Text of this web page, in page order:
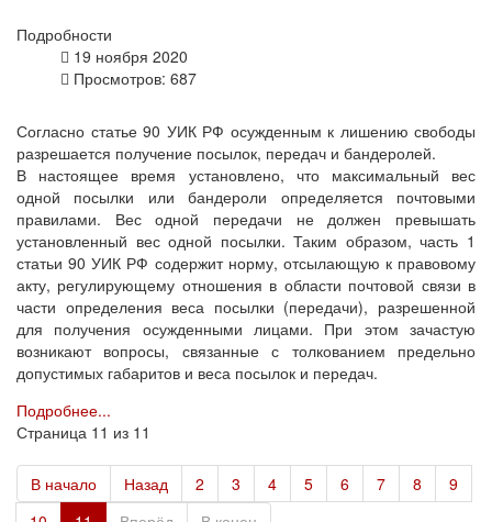
Подробности
19 ноября 2020
Просмотров: 687
Согласно статье 90 УИК РФ осужденным к лишению свободы
разрешается получение посылок, передач и бандеролей.
В настоящее время установлено, что максимальный вес
одной посылки или бандероли определяется почтовыми
правилами. Вес одной передачи не должен превышать
установленный вес одной посылки. Таким образом, часть 1
статьи 90 УИК РФ содержит норму, отсылающую к правовому
акту, регулирующему отношения в области почтовой связи в
части определения веса посылки (передачи), разрешенной
для получения осужденными лицами. При этом зачастую
возникают вопросы, связанные с толкованием предельно
допустимых габаритов и веса посылок и передач.
Подробнее...
Страница 11 из 11
В начало Назад 2 3 4 5 6 7 8
9